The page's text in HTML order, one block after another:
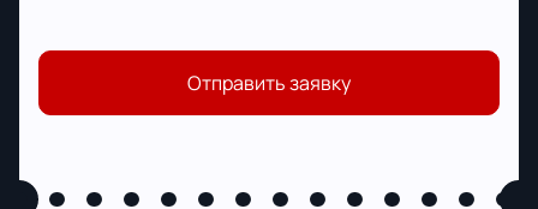
Отправить заявку